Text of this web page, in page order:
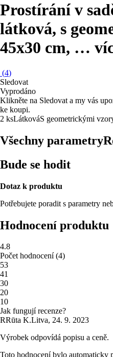
Prostírání v
látková, s
45x30 cm, …
(4)
Sledovat
Vyprodáno
Klikněte na Sledovat a my vás
ke koupi.
2 ksLátkováS geometrickými
Všechny parametry
Bude se hodit
Dotaz k produktu
Potřebujete poradit s parametry
Hodnocení produktu
4.8
Počet hodnocení(4)
53
41
30
20
10
Jak fungují recenze?
RRūta K.Litva, 24. 9. 2023
Výrobek odpovídá popisu a ceně.
Toto hodnocení bylo automaticky